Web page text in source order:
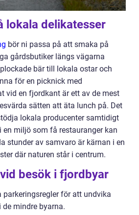
lokala delikatesser
bör ni passa på att smaka på
gårdsbutiker längs vägarna
bär till lokala ostar och
för en picknick med
vid en fjordkant är ett av de mest
sätten att äta lunch på. Det
lokala producenter samtidigt
en miljö som få restauranger kan
stunder av samvaro är kärnan i en
där naturen står i centrum.
besök i fjordbyar
parkeringsregler för att undvika
mindre byarna.